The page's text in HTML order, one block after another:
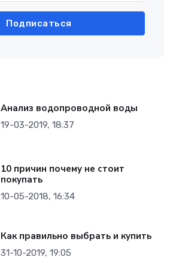
Подписаться
Анализ водопроводной воды
19-03-2019, 18:37
10 причин почему не стоит
покупать
10-05-2018, 16:34
Как правильно выбрать и купить
31-10-2019, 19:05